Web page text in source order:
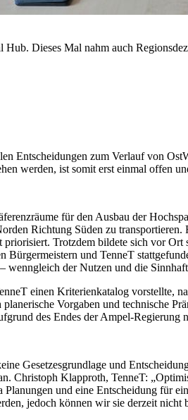
Dieses Mal nahm auch
Entscheidungen zum Verlauf von
werden, ist somit erst einmal offen
für den Ausbau der
Richtung Süden zu
Trotzdem bildete sich vor
Bürgermeistern und TenneT
wenngleich der Nutzen und die
einen Kriterienkatalog vorstellte,
Vorgaben und technische
des Endes der Ampel-
Gesetzesgrundlage und
Christoph Klapproth, TenneT:
und eine Entscheidung für
jedoch können wir sie derzeit nicht